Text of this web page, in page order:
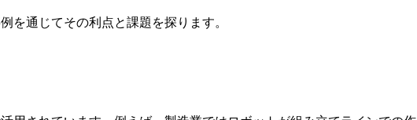
を通じてその利点と課題を探ります。